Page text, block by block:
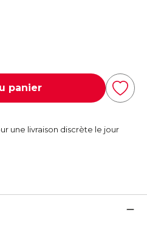
panier
une livraison discrète le jour